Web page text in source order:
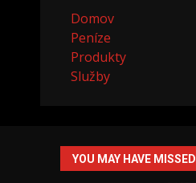
Domov
Peníze
Produkty
Služby
YOU MAY HAVE MISSED